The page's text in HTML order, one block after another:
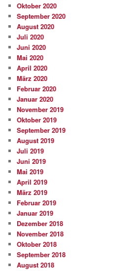
Oktober 2020
September 2020
August 2020
Juli 2020
Juni 2020
Mai 2020
April 2020
März 2020
Februar 2020
Januar 2020
November 2019
Oktober 2019
September 2019
August 2019
Juli 2019
Juni 2019
Mai 2019
April 2019
März 2019
Februar 2019
Januar 2019
Dezember 2018
November 2018
Oktober 2018
September 2018
August 2018